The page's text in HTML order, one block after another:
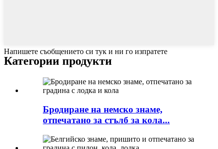
Напишете съобщението си тук и ни го изпратете
Категории продукти
Бродиране на немско знаме,
отпечатано за стълб за кола...